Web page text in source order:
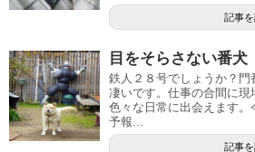
記事
目をそらさない番犬
鉄人２８号でしょうか？門
凄いです。仕事の合間に現
色々な日常に出会えます
予報...
記事